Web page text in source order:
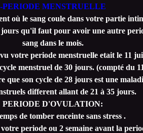
-PERIODE MENSTRUELLE
où le sang coule dans votre partie
qu'il faut pour avoir une autre
sang dans le mois.
votre periode menstruelle etait le 11
menstruel de 30 jours. (compté du
son cycle de 28 jours est une
different allant de 21 à 35 jours.
PERIODE D'OVULATION:
de tomber enceinte sans stress .
periode ou 2 semaine avant la